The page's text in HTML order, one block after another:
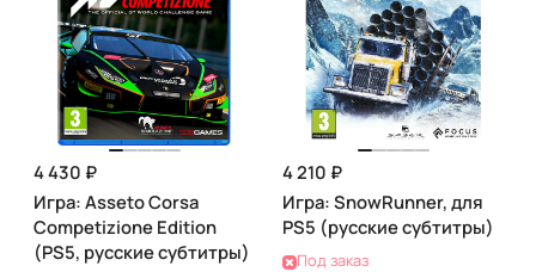
4 430 ₽
Игра: Asseto Corsa
Competizione Edition
(PS5, русские субтитры)
4 210 ₽
Игра: SnowRunner, для
PS5 (русские субтитры)
Под заказ